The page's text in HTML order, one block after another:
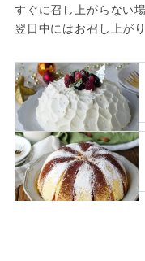
すぐに召し上がらない
翌日中にはお召し上が